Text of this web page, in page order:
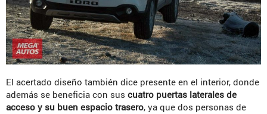
El acertado diseño también dice presente en el interior, donde
además se beneficia con sus cuatro puertas laterales de
acceso y su buen espacio trasero, ya que dos personas de